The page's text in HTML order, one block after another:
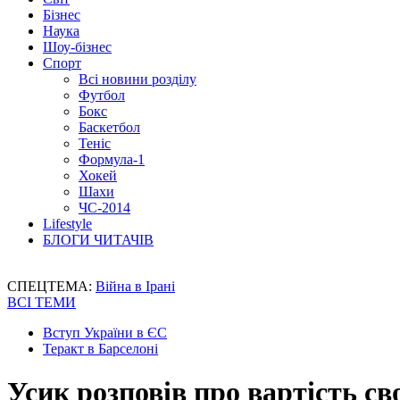
Бізнес
Наука
Шоу-бізнес
Спорт
Всі новини розділу
Футбол
Бокс
Баскетбол
Теніс
Формула-1
Хокей
Шахи
ЧС-2014
Lifestyle
БЛОГИ ЧИТАЧІВ
СПЕЦТЕМА: Війна в Ірані
ВСІ ТЕМИ
Вступ України в ЄС
Теракт в Барселоні
Усик розповів про вартість